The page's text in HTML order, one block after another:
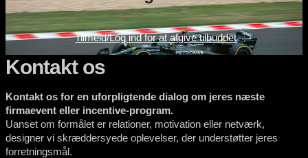
Tilmeld/Log ind for at afgive tilbuddet
Kontakt os
Kontakt os for en uforpligtende dialog om jeres næste
firmaevent eller incentive-program.
Uanset om formålet er relationer, motivation eller netværk,
designer vi skræddersyede oplevelser, der understøtter jeres
forretningsmål.